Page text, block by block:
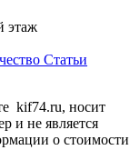
этаж
Статьи
kif74.ru, носит
и не является
о стоимости